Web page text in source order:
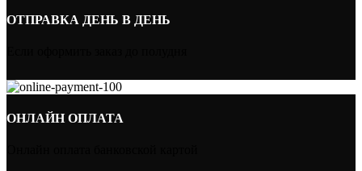
ОТПРАВКА ДЕНЬ В ДЕНЬ
ОНЛАЙН ОПЛАТА